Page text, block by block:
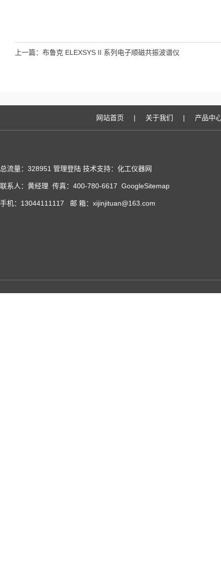
上一篇： 布鲁克 ELEXSYS II 系列电子顺磁共振波谱仪
网站首页 | 关于我们 | 产品中
总流量：328951 管理登陆 技术支持：化工仪器网
联系人：黄经理 传真：400-780-6617 GoogleSitemap
手机：13044111117 邮 箱：xijinjituan@163.com